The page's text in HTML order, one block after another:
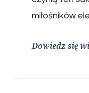
miłośników
Dowiedz się